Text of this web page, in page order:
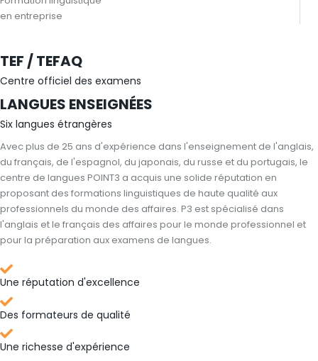
en entreprise
TEF / TEFAQ
Centre officiel des examens
LANGUES ENSEIGNÉES
Six langues étrangères
Avec plus de 25 ans d'expérience dans l'enseignement de l'anglais,
du français, de l'espagnol, du japonais, du russe et du portugais, le
centre de langues POINT3 a acquis une solide réputation en
proposant des formations linguistiques de haute qualité aux
professionnels du monde des affaires. P3 est spécialisé dans
l'anglais et le français des affaires pour le monde professionnel et
pour la préparation aux examens de langues.
Une réputation d'excellence
Des formateurs de qualité
Une richesse d'expérience